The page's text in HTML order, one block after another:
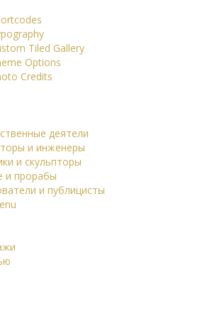
Tiled Gallery
Options
Credits
деятели
и инженеры
и скульпторы
и прорабы
и публицисты